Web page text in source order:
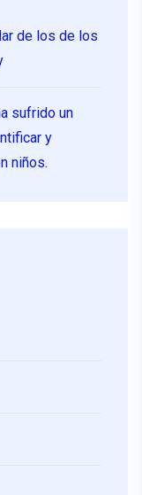
de los de los
sufrido un
y
niños.